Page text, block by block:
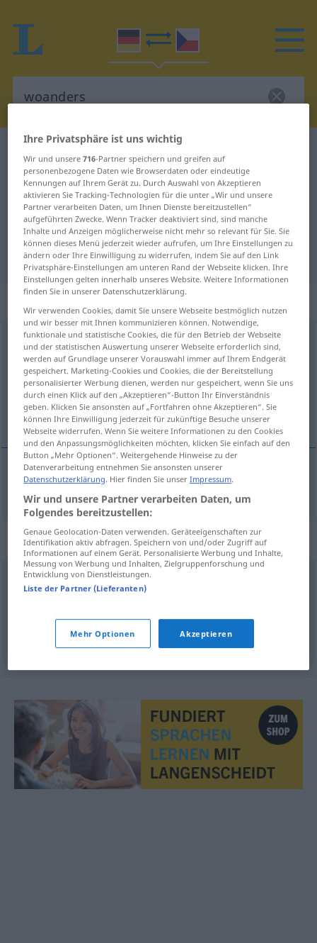
Deutsch-Tschechisch Übersetzung
für "woanders"
"woanders" Tschechisch
Übersetzung
woanders
Übersicht aller Übersetzungen
(Für mehr Details die Übersetzung anklicken/antippen)
nĕkde jinde
nĕkdejinde woanders
Synonyme für "woanders"
anderswo
anderswo,anderweitig
Ihre Privatsphäre ist uns wichtig
Wir und unsere716-Partner speichern und greifen auf
personenbezogene Daten wie Browserdaten oder eindeutige
Kennungen auf Ihrem Gerät zu. Durch Auswahl von Akzeptieren
aktivieren Sie Tracking-Technologien für die unter „Wir und unsere
Partner verarbeiten Daten, um Ihnen Dienste bereitzustellen“
aufgeführten Zwecke. Wenn Tracker deaktiviert sind, sind manche
Inhalte und Anzeigen möglicherweise nicht mehr so relevant für Sie. Sie
können dieses Menü jederzeit wieder aufrufen, um Ihre Einstellungen zu
ändern oder Ihre Einwilligung zu widerrufen, indem Sie auf den Link
Privatsphäre-Einstellungen am unteren Rand der Webseite klicken. Ihre
Einstellungen gelten innerhalb unseres Website. Weitere Informationen
finden Sie in unserer Datenschutzerklärung.
Wir verwenden Cookies, damit Sie unsere Webseite bestmöglich nutzen
und wir besser mit Ihnen kommunizieren können. Notwendige,
funktionale und statistische Cookies, die für den Betrieb der Webseite
und der statistischen Auswertung unserer Webseite erforderlich sind,
werden auf Grundlage unserer Vorauswahl immer auf Ihrem Endgerät
gespeichert. Marketing-Cookies und Cookies, die der Bereitstellung
personalisierter Werbung dienen, werden nur gespeichert, wenn Sie uns
durch einen Klick auf den „Akzeptieren“-Button Ihr Einverständnis
geben. Klicken Sie ansonsten auf „Fortfahren ohne Akzeptieren“. Sie
können Ihre Einwilligung jederzeit für zukünftige Besuche unserer
Webseite widerrufen. Wenn Sie weitere Informationen zu den Cookies
und den Anpassungsmöglichkeiten möchten, klicken Sie einfach auf den
Button „Mehr Optionen“. Weitergehende Hinweise zu der
Datenverarbeitung entnehmen Sie ansonsten unserer
Datenschutzerklärung. Hier finden Sie unserImpressum.
Wir und unsere Partner verarbeiten Daten, um
Folgendes bereitzustellen:
Genaue Geolocation-Daten verwenden. Geräteeigenschaften zur
Identifikation aktiv abfragen. Speichern von und/oder Zugriff auf
Informationen auf einem Gerät. Personalisierte Werbung und Inhalte,
Messung von Werbung und Inhalten, Zielgruppenforschung und
Entwicklung von Dienstleistungen.
Liste der Partner (Lieferanten)
Mehr Optionen Akzeptieren